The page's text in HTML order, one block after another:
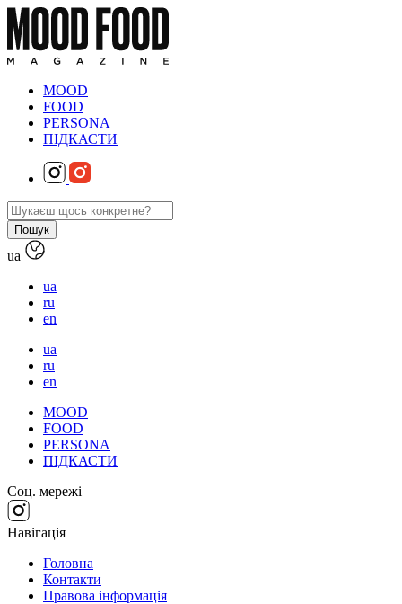
MOOD
FOOD
PERSONA
ПІДКАСТИ
ua
ua
ru
en
ua
ru
en
MOOD
FOOD
PERSONA
ПІДКАСТИ
Соц. мережі
Навігація
Головна
Контакти
Правова інформація